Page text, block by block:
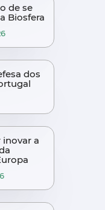
de se
Biosfera
dos
inovar a